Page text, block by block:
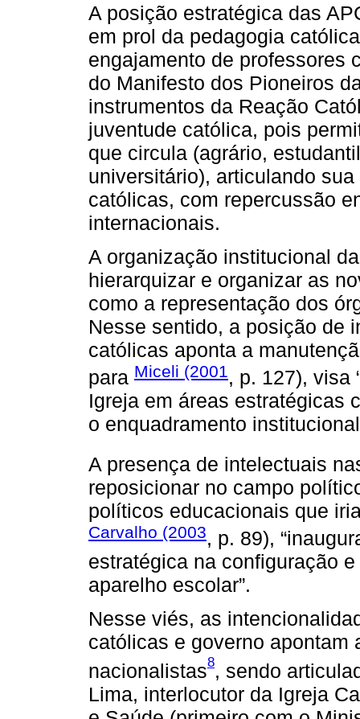
A posição estratégica das
em prol da pedagogia
engajamento de professores
do Manifesto dos Pioneiros
instrumentos da Reação
juventude católica, pois
que circula (agrário,
universitário), articulando
católicas, com repercussão
internacionais.
A organização institucional
hierarquizar e organizar as
como a representação dos
Nesse sentido, a posição de
católicas aponta a
para Miceli (2001, p. 127), visa
Igreja em áreas estratégicas
o enquadramento
A presença de intelectuais
reposicionar no campo
políticos educacionais que
Carvalho (2003, p. 89),
estratégica na configuração
aparelho escolar”.
Nesse viés, as
católicas e governo apontam
nacionalistas8, sendo
Lima, interlocutor da Igreja